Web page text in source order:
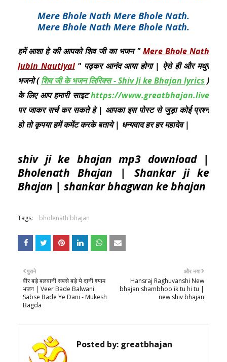
Mere Bhole Nath Mere Bhole Nath.
Mere Bhole Nath Mere Bhole Nath.
हमें आशा हे की आपको शिव जी का भजन "Mere Bhole Nath
Jubin Nautiyal" पढ़कर आनंद आया होगा | ऐसे ही और मधुर
भजनो (शिव जी के भजन लिरिक्स - Shiv Ji ke Bhajan lyrics )
के लिए आप हमारी साइटhttps://www.greatbhajan.live
पर जाकर सर्च कर सकते हे | आपका इस पोस्ट से जुड़ा कोई प्रश्न
हो तो कृपया हमें कमेंट करके बताये | धन्यवाद हर हर महादेव |
shiv ji ke bhajan mp3 download |
Bholenath Bhajan | Shankar ji ke
Bhajan | shankar bhagwan ke bhajan
Tags: bholenath bhajan
और नया
Hansraj Raghuvanshi New
bhajan shambhoo ik tu hi tu |
new shiv bhajan
पुराने
वीर बड़े बलवानी सबसे बड़े ये दानी श्याम
भजन | Veer Bade Balwani
Sabse Bade Ye Dani - Mukesh
Bagda
Posted by: greatbhajan